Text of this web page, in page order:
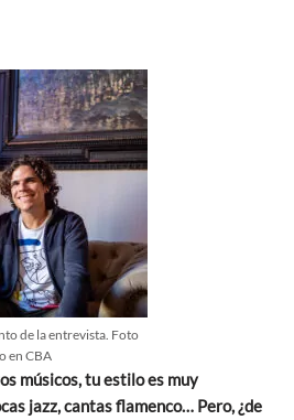
de la entrevista. Foto
en CBA
músicos, tu estilo es muy
jazz, cantas flamenco… Pero, ¿de